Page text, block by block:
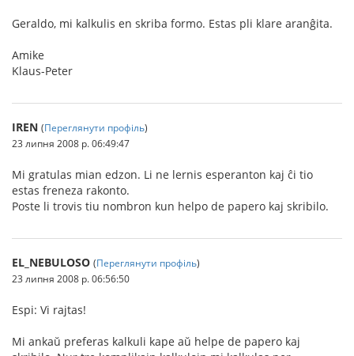
Geraldo, mi kalkulis en skriba formo. Estas pli klare aranĝita.
Amike
Klaus-Peter
IREN (Переглянути профіль)
23 липня 2008 р. 06:49:47
Mi gratulas mian edzon. Li ne lernis esperanton kaj ĉi tio
estas freneza rakonto.
Poste li trovis tiu nombron kun helpo de papero kaj skribilo.
EL_NEBULOSO (Переглянути профіль)
23 липня 2008 р. 06:56:50
Espi: Vi rajtas!
Mi ankaŭ preferas kalkuli kape aŭ helpe de papero kaj